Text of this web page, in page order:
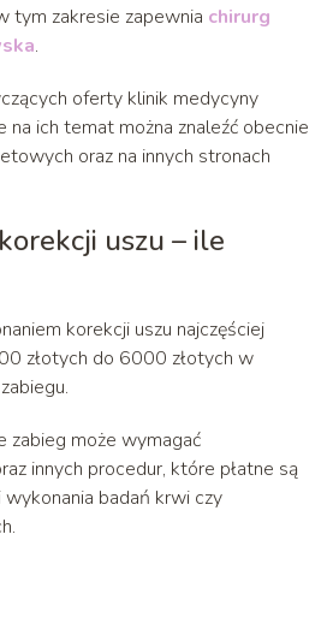
tym zakresie zapewnia chirurg
.
oferty klinik medycyny
na ich temat można znaleźć obecnie
oraz na innych stronach
uszu – ile
korekcji uszu najczęściej
złotych do 6000 złotych w
zabieg może wymagać
innych procedur, które płatne są
wykonania badań krwi czy